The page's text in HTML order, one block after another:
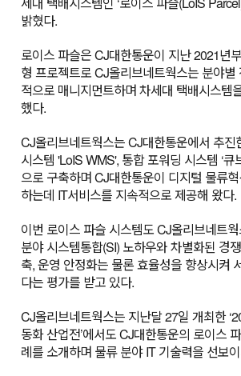
밝혔다.
로이스 파슬은 CJ대한통운이 지난 2021년
형 프로젝트로 CJ올리브네트웍스는 분야별
적으로 매니지먼트하며 차세대 택배시스템
했다.
CJ올리브네트웍스는 CJ대한통운에서 추진
시스템 'LoIS WMS', 통합 포워딩 시스템 ‘큐
으로 구축하며 CJ대한통운이 디지털 물류
하는데 IT서비스를 지속적으로 제공해 왔다.
이번 로이스 파슬 시스템도 CJ올리브네트
분야 시스템통합(SI) 노하우와 차별화된 경
축, 운영 안정화는 물론 효율성을 향상시켜
다는 평가를 받고 있다.
CJ올리브네트웍스는 지난달 27일 개최한
동화 산업전’에서도 CJ대한통운의 로이스
례를 소개하며 물류 분야 IT 기술력을 선보